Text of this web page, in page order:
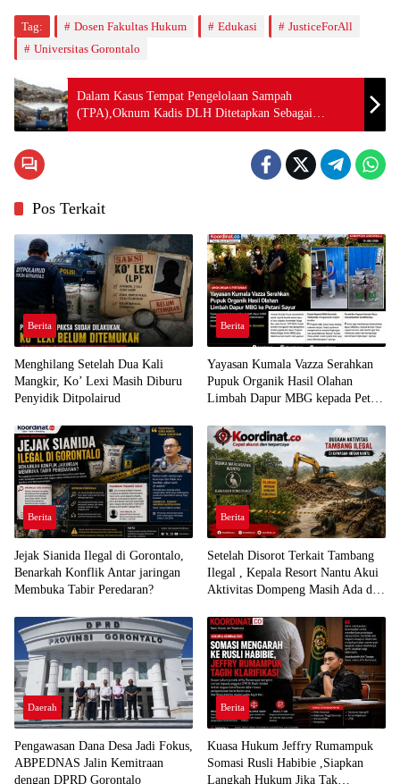
Tag: Dosen Fakultas Hukum Edukasi
JusticeForAll
Universitas Gorontalo
Dalam Kasus Tempat Pengelolaan Sampah
(TPA),Oknum Kadis DLH Ditetapkan Sebagai
Tersangka
Pos Terkait
Berita
Menghilang Setelah Dua Kali
Mangkir, Ko’ Lexi Masih Diburu
Penyidik Ditpolairud
Berita
Yayasan Kumala Vazza Serahkan
Pupuk Organik Hasil Olahan
Limbah Dapur MBG kepada Petani
Berita
Jejak Sianida Ilegal di Gorontalo,
Benarkah Konflik Antar jaringan
Membuka Tabir Peredaran?
Berita
Setelah Disorot Terkait Tambang
Ilegal , Kepala Resort Nantu Akui
Aktivitas Dompeng Masih Ada di
Daerah
Pengawasan Dana Desa Jadi Fokus,
ABPEDNAS Jalin Kemitraan
dengan DPRD Gorontalo
Berita
Kuasa Hukum Jeffry Rumampuk
Somasi Rusli Habibie ,Siapkan
Langkah Hukum Jika Tak